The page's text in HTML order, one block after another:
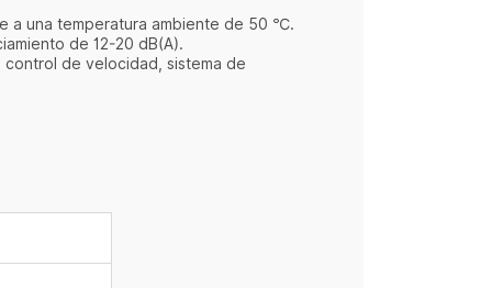
a una temperatura ambiente de 50 ℃.
de 12-20 dB(A).
de velocidad, sistema de